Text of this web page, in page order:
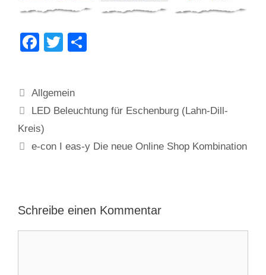
F
e
b
o
o
T
er
Kategorien
Allgemein
LED Beleuchtung für Eschenburg (Lahn-Dill-
Kreis)
e-con I eas-y Die neue Online Shop Kombination
Schreibe einen Kommentar